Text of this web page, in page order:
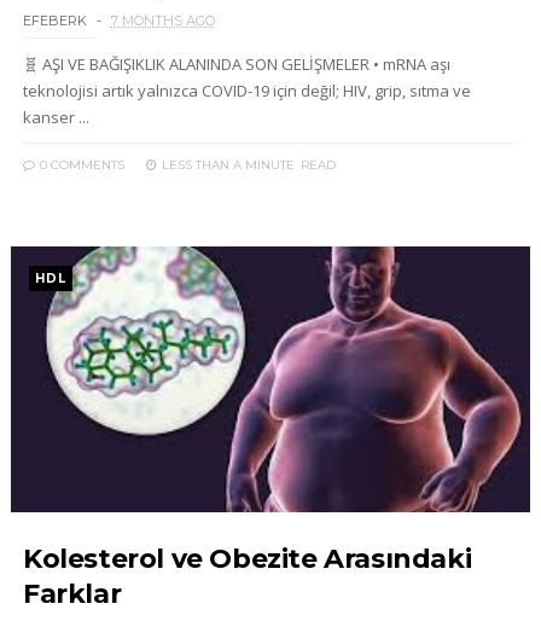
EFEBERK 7 MONTHS AGO
🧬 AŞI VE BAĞIŞIKLIK ALANINDA SON GELİŞMELER • mRNA aşı
teknolojisi artık yalnızca COVID-19 için değil; HIV, grip, sıtma ve
kanser ...
0 COMMENTS LESS THAN A MINUTE READ
HDL
Kolesterol ve Obezite Arasındaki
Farklar